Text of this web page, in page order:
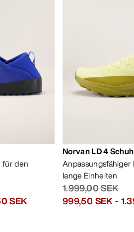
für den
SEK
Norvan LD 4
lange Einheiten
1.999,00 SEK
999,50 SEK-